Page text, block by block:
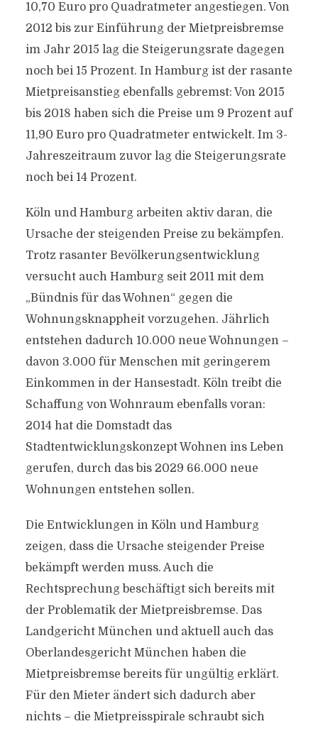
10,70 Euro pro Quadratmeter angestiegen. Von
2012 bis zur Einführung der Mietpreisbremse
im Jahr 2015 lag die Steigerungsrate dagegen
noch bei 15 Prozent. In Hamburg ist der rasante
Mietpreisanstieg ebenfalls gebremst: Von 2015
bis 2018 haben sich die Preise um 9 Prozent auf
11,90 Euro pro Quadratmeter entwickelt. Im 3-
Jahreszeitraum zuvor lag die Steigerungsrate
noch bei 14 Prozent.
Köln und Hamburg arbeiten aktiv daran, die
Ursache der steigenden Preise zu bekämpfen.
Trotz rasanter Bevölkerungsentwicklung
versucht auch Hamburg seit 2011 mit dem
„Bündnis für das Wohnen“ gegen die
Wohnungsknappheit vorzugehen. Jährlich
entstehen dadurch 10.000 neue Wohnungen –
davon 3.000 für Menschen mit geringerem
Einkommen in der Hansestadt. Köln treibt die
Schaffung von Wohnraum ebenfalls voran:
2014 hat die Domstadt das
Stadtentwicklungskonzept Wohnen ins Leben
gerufen, durch das bis 2029 66.000 neue
Wohnungen entstehen sollen.
Die Entwicklungen in Köln und Hamburg
zeigen, dass die Ursache steigender Preise
bekämpft werden muss. Auch die
Rechtsprechung beschäftigt sich bereits mit
der Problematik der Mietpreisbremse. Das
Landgericht München und aktuell auch das
Oberlandesgericht München haben die
Mietpreisbremse bereits für ungültig erklärt.
Für den Mieter ändert sich dadurch aber
nichts – die Mietpreisspirale schraubt sich